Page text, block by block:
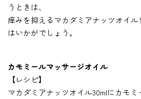
うときは、
痒みを抑えるマカダミアナッツオイ
はいかがでしょう。
カモミールマッサージオイル
【レシピ】
マカダミアナッツオイル30mlにカモ